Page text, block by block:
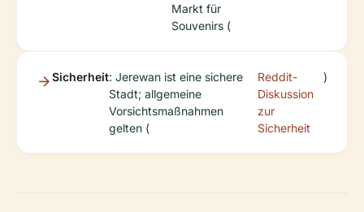
Markt für
Souvenirs (
Sicherheit: Jerewan ist eine sichere
Stadt; allgemeine
Vorsichtsmaßnahmen
gelten (
Reddit-
Diskussion
zur
Sicherheit
)